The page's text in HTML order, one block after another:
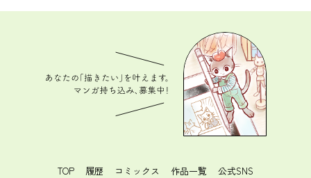
TOP 履歴 コミックス 作品一覧 公式SNS
あなたの「描きたい」を叶えます。 マンガ持ち込
み、募集中！